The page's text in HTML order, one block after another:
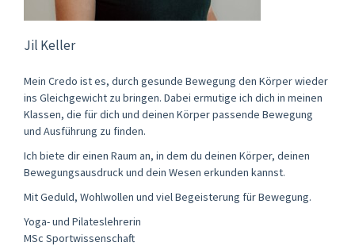
Jil Keller
Mein Credo ist es, durch gesunde Bewegung den Körper wieder
ins Gleichgewicht zu bringen. Dabei ermutige ich dich in meinen
Klassen, die für dich und deinen Körper passende Bewegung
und Ausführung zu finden.
Ich biete dir einen Raum an, in dem du deinen Körper, deinen
Bewegungsausdruck und dein Wesen erkunden kannst.
Mit Geduld, Wohlwollen und viel Begeisterung für Bewegung.
Yoga- und Pilateslehrerin
MSc Sportwissenschaft